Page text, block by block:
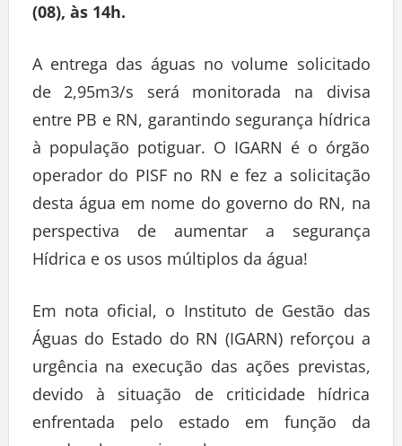
(08), às 14h.
A entrega das águas no volume solicitado
de 2,95m3/s será monitorada na divisa
entre PB e RN, garantindo segurança hídrica
à população potiguar. O IGARN é o órgão
operador do PISF no RN e fez a solicitação
desta água em nome do governo do RN, na
perspectiva de aumentar a segurança
Hídrica e os usos múltiplos da água!
Em nota oficial, o Instituto de Gestão das
Águas do Estado do RN (IGARN) reforçou a
urgência na execução das ações previstas,
devido à situação de criticidade hídrica
enfrentada pelo estado em função da